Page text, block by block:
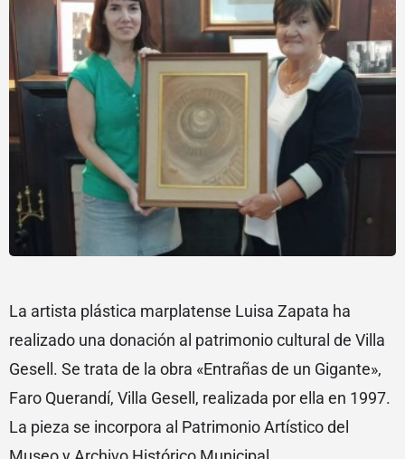
La artista plástica marplatense Luisa Zapata ha
realizado una donación al patrimonio cultural de Villa
Gesell. Se trata de la obra «Entrañas de un Gigante»,
Faro Querandí, Villa Gesell, realizada por ella en 1997.
La pieza se incorpora al Patrimonio Artístico del